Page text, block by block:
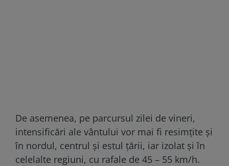
De asemenea, pe parcursul zilei de vineri,
intensificări ale vântului vor mai fi resimțite și
în nordul, centrul și estul țării, iar izolat și în
celelalte regiuni, cu rafale de 45 – 55 km/h.